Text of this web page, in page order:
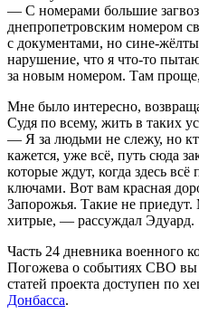
— С номерами большие
днепропетровским номером
с документами, но сине-
нарушение, что я что-то
за новым номером. Там
Мне было интересно,
Судя по всему, жить в таких
— Я за людьми не слежу, но
кажется, уже всё, путь сюда
которые ждут, когда здесь
ключами. Вот вам красная
Запорожья. Такие не
хитрые, — рассуждал Эдуард.
Часть 24 дневника военного
Погожева о событиях СВО вы
статей проекта доступен по
Донбасса.